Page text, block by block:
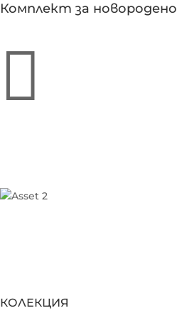
Комплект за новородено

КОЛЕКЦИЯ